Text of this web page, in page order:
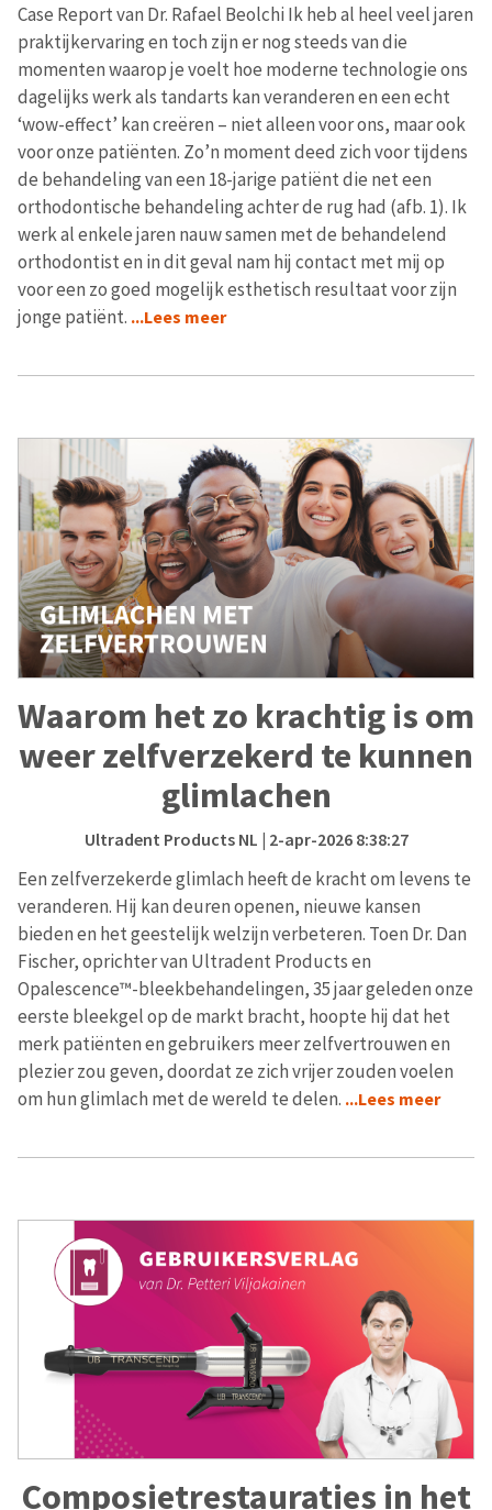
Case Report van Dr. Rafael Beolchi Ik heb al heel veel jaren
praktijkervaring en toch zijn er nog steeds van die
momenten waarop je voelt hoe moderne technologie ons
dagelijks werk als tandarts kan veranderen en een echt
‘wow-effect’ kan creëren – niet alleen voor ons, maar ook
voor onze patiënten. Zo’n moment deed zich voor tijdens
de behandeling van een 18-jarige patiënt die net een
orthodontische behandeling achter de rug had (afb. 1). Ik
werk al enkele jaren nauw samen met de behandelend
orthodontist en in dit geval nam hij contact met mij op
voor een zo goed mogelijk esthetisch resultaat voor zijn
jonge patiënt. ...Lees meer
Waarom het zo krachtig is om
weer zelfverzekerd te kunnen
glimlachen
Ultradent Products NL | 2-apr-2026 8:38:27
Een zelfverzekerde glimlach heeft de kracht om levens te
veranderen. Hij kan deuren openen, nieuwe kansen
bieden en het geestelijk welzijn verbeteren. Toen Dr. Dan
Fischer, oprichter van Ultradent Products en
Opalescence™-bleekbehandelingen, 35 jaar geleden onze
eerste bleekgel op de markt bracht, hoopte hij dat het
merk patiënten en gebruikers meer zelfvertrouwen en
plezier zou geven, doordat ze zich vrijer zouden voelen
om hun glimlach met de wereld te delen. ...Lees meer
Composietrestauraties in het